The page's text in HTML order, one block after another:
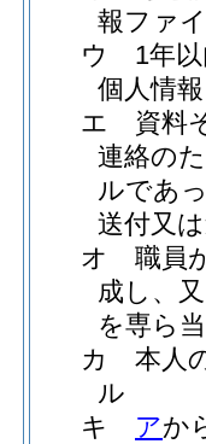
報ファ
ウ
1年
個人情
エ
資料
連絡の
ルであ
送付又
オ
職員
成し、
を専ら
カ
本人
ル
キ
アか